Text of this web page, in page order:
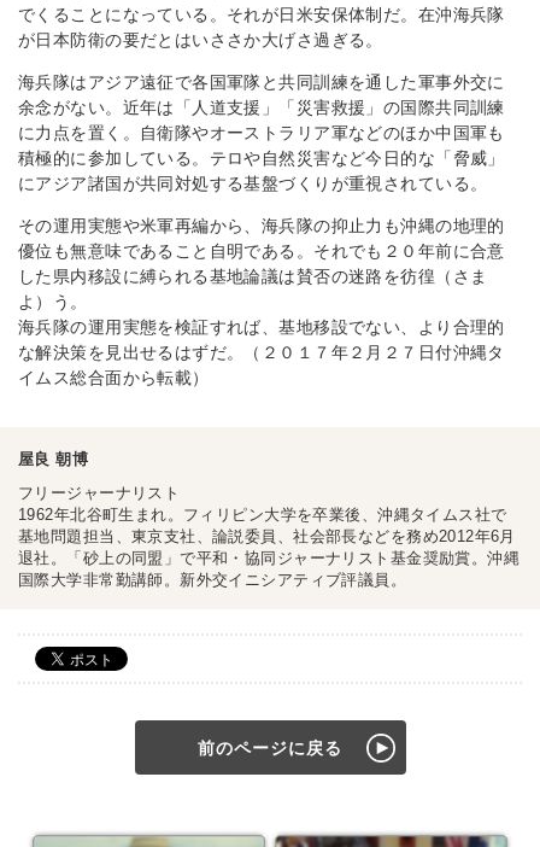
でくることになっている。それが日米安保体制だ。在沖海兵隊
が日本防衛の要だとはいささか大げさ過ぎる。
海兵隊はアジア遠征で各国軍隊と共同訓練を通した軍事外交に
余念がない。近年は「人道支援」「災害救援」の国際共同訓練
に力点を置く。自衛隊やオーストラリア軍などのほか中国軍も
積極的に参加している。テロや自然災害など今日的な「脅威」
にアジア諸国が共同対処する基盤づくりが重視されている。
その運用実態や米軍再編から、海兵隊の抑止力も沖縄の地理的
優位も無意味であること自明である。それでも２０年前に合意
した県内移設に縛られる基地論議は賛否の迷路を彷徨（さま
よ）う。
海兵隊の運用実態を検証すれば、基地移設でない、より合理的
な解決策を見出せるはずだ。（２０１７年２月２７日付沖縄タ
イムス総合面から転載）
屋良 朝博
フリージャーナリスト
1962年北谷町生まれ。フィリピン大学を卒業後、沖縄タイムス社で
基地問題担当、東京支社、論説委員、社会部長などを務め2012年6月
退社。「砂上の同盟」で平和・協同ジャーナリスト基金奨励賞。沖縄
国際大学非常勤講師。新外交イニシアティブ評議員。
前のページに戻る